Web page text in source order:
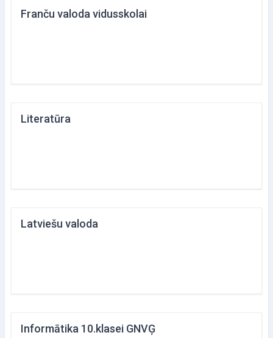
Franču valoda vidusskolai
Literatūra
Latviešu valoda
Informātika 10.klasei GNVĢ